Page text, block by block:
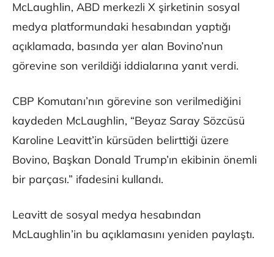
McLaughlin, ABD merkezli X şirketinin sosyal
medya platformundaki hesabından yaptığı
açıklamada, basında yer alan Bovino’nun
görevine son verildiği iddialarına yanıt verdi.
CBP Komutanı’nın görevine son verilmediğini
kaydeden McLaughlin, “Beyaz Saray Sözcüsü
Karoline Leavitt’in kürsüden belirttiği üzere
Bovino, Başkan Donald Trump’ın ekibinin önemli
bir parçası.” ifadesini kullandı.
Leavitt de sosyal medya hesabından
McLaughlin’in bu açıklamasını yeniden paylaştı.